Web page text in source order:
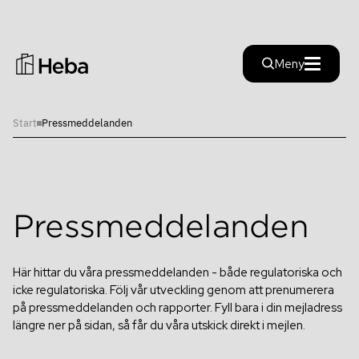
Stäng
Meny
Investera i Heba
Inblick
Alternativa nyckeltal
Färdplan
Hållfast
Rapporter
Rapporter
Start Pressmeddelanden
Pressmeddelanden
Här hittar du våra pressmeddelanden - både regulatoriska och
icke regulatoriska. Följ vår utveckling genom att prenumerera
på pressmeddelanden och rapporter. Fyll bara i din mejladress
längre ner på sidan, så får du våra utskick direkt i mejlen.